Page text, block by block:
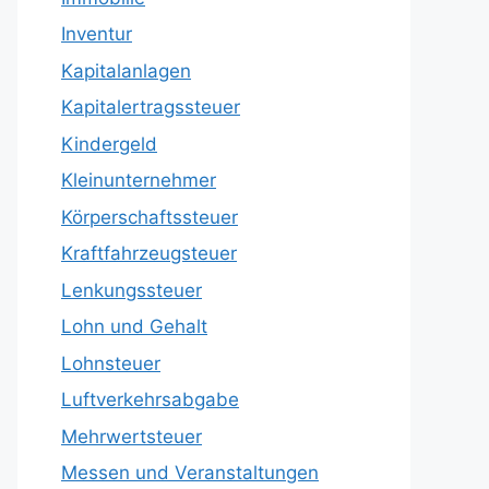
Inventur
Kapitalanlagen
Kapitalertragssteuer
Kindergeld
Kleinunternehmer
Körperschaftssteuer
Kraftfahrzeugsteuer
Lenkungssteuer
Lohn und Gehalt
Lohnsteuer
Luftverkehrsabgabe
Mehrwertsteuer
Messen und Veranstaltungen